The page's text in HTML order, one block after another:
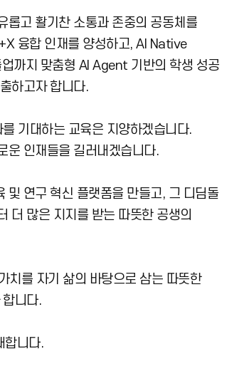
롭고 활기찬 소통과 존중의 공동체를
융합 인재를 양성하고, AI Native
까지 맞춤형 AI Agent 기반의 학생 성공
하고자 합니다.
기대하는 교육은 지양하겠습니다.
운 인재들을 길러내겠습니다.
및 연구 혁신 플랫폼을 만들고, 그 디딤돌
더 많은 지지를 받는 따뜻한 공생의
치를 자기 삶의 바탕으로 삼는 따뜻한
니다.
합니다.